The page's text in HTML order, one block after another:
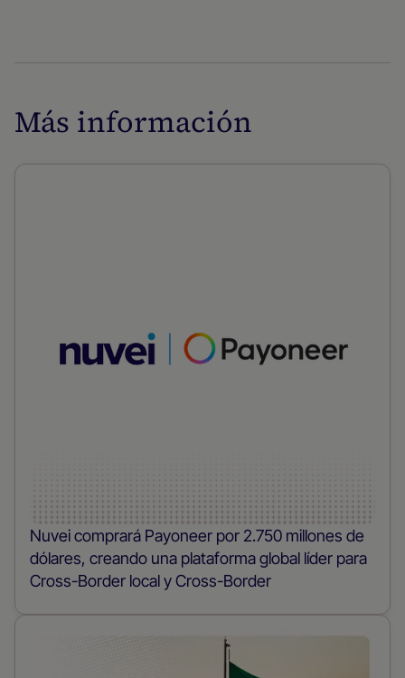
Más información
Nuvei comprará Payoneer por 2.750 millones de
dólares, creando una plataforma global líder para
Cross-Border local y Cross-Border